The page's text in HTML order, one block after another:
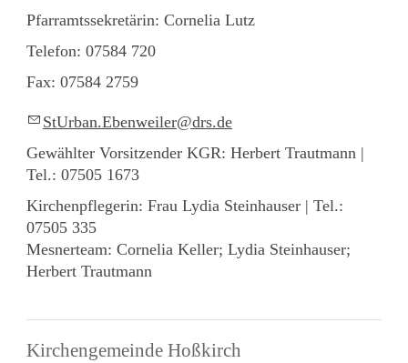
Pfarramtssekretärin: Cornelia Lutz
Telefon: 07584 720
Fax: 07584 2759
StUrb n Eb nw l r drs d
Gewählter Vorsitzender KGR: Herbert Trautmann |
Tel.: 07505 1673
Kirchenpflegerin: Frau Lydia Steinhauser | Tel.:
07505 335
Mesnerteam: Cornelia Keller; Lydia Steinhauser;
Herbert Trautmann
Kirchengemeinde Hoßkirch